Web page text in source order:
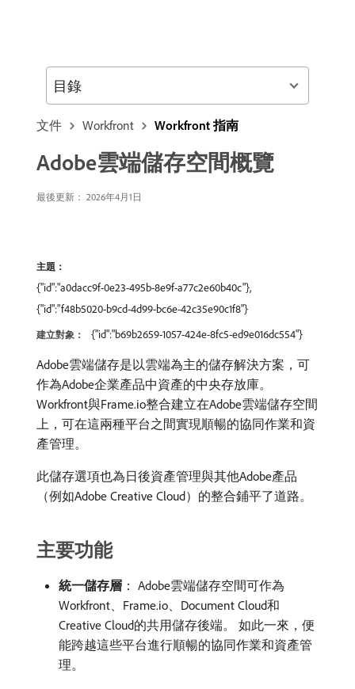
文件 Workfront Workfront 指南
Adobe雲端儲存空間概覽
最後更新： 2026年4月1日
主題：
{"id":"a0dacc9f-0e23-495b-8e9f-a77c2e60b40c"},
{"id":"f48b5020-b9cd-4d99-bc6e-42c35e90c1f8"}
建立對象： {"id":"b69b2659-1057-424e-8fc5-ed9e016dc554"}
Adobe雲端儲存是以雲端為主的儲存解決方案，可
作為Adobe企業產品中資產的中央存放庫。
Workfront與Frame.io整合建立在Adobe雲端儲存空間
上，可在這兩種平台之間實現順暢的協同作業和資
產管理。
此儲存選項也為日後資產管理與其他Adobe產品
（例如Adobe Creative Cloud）的整合鋪平了道路。
主要功能
統一儲存層 ： Adobe雲端儲存空間可作為
Workfront、Frame.io、Document Cloud和
Creative Cloud的共用儲存後端。 如此一來，便
能跨越這些平台進行順暢的協同作業和資產管
理。
目錄